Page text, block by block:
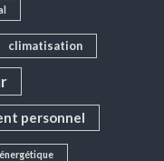
climatisation
personnel